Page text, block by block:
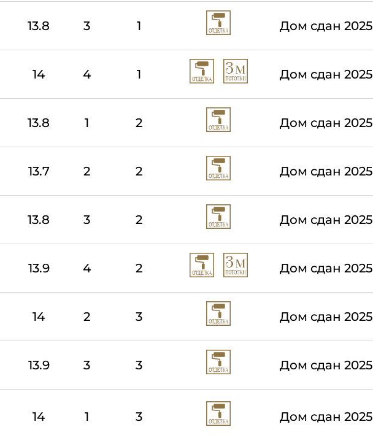
13.8 3 1 Дом сдан 2025
14 4 1 Дом сдан 2025
13.8 1 2 Дом сдан 2025
13.7 2 2 Дом сдан 2025
13.8 3 2 Дом сдан 2025
13.9 4 2 Дом сдан 2025
14 2 3 Дом сдан 2025
13.9 3 3 Дом сдан 2025
14 1 3 Дом сдан 2025